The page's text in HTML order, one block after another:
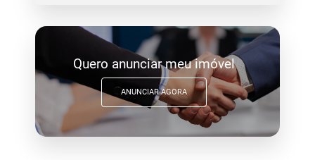
Quero anunciar meu imóvel
ANUNCIAR AGORA